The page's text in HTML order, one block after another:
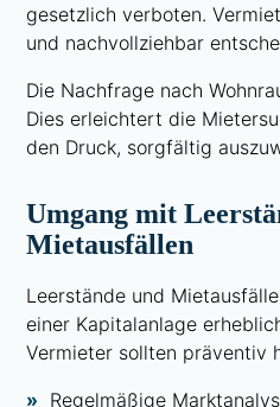
gesetzlich verboten.
und nachvollziehbar
Die Nachfrage nach
Dies erleichtert die
den Druck, sorgfältig
Umgang mit
Mietausfällen
Leerstände und
einer Kapitalanlage
Vermieter sollten präventiv
Regelmäßige